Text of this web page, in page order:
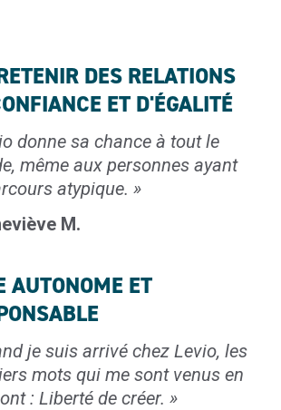
DES RELATIONS
ET D'ÉGALITÉ
donne sa chance à tout le
même aux personnes ayant
atypique. »
M.
AUTONOME ET
je suis arrivé chez Levio, les
mots qui me sont venus en
: Liberté de créer. »